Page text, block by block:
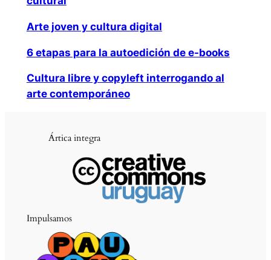
Arte joven y cultura digital
6 etapas para la autoedición de e-books
Cultura libre y copyleft interrogando al
arte contemporáneo
Ártica integra
Impulsamos